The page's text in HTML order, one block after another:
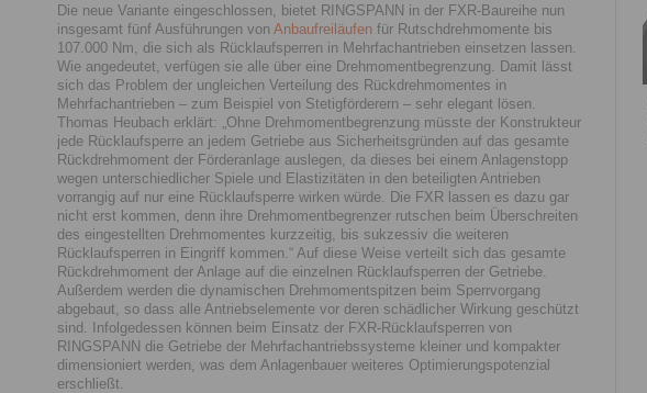
Die neue Variante eingeschlossen, bietet RINGSPANN in der FXR-Baureihe nun
insgesamt fünf Ausführungen von Anbaufreiläufen für Rutschdrehmomente bis
107.000 Nm, die sich als Rücklaufsperren in Mehrfachantrieben einsetzen lassen.
Wie angedeutet, verfügen sie alle über eine Drehmomentbegrenzung. Damit lässt
sich das Problem der ungleichen Verteilung des Rückdrehmomentes in
Mehrfachantrieben – zum Beispiel von Stetigförderern – sehr elegant lösen.
Thomas Heubach erklärt: „Ohne Drehmomentbegrenzung müsste der Konstrukteur
jede Rücklaufsperre an jedem Getriebe aus Sicherheitsgründen auf das gesamte
Rückdrehmoment der Förderanlage auslegen, da dieses bei einem Anlagenstopp
wegen unterschiedlicher Spiele und Elastizitäten in den beteiligten Antrieben
vorrangig auf nur eine Rücklaufsperre wirken würde. Die FXR lassen es dazu gar
nicht erst kommen, denn ihre Drehmomentbegrenzer rutschen beim Überschreiten
des eingestellten Drehmomentes kurzzeitig, bis sukzessiv die weiteren
Rücklaufsperren in Eingriff kommen.“ Auf diese Weise verteilt sich das gesamte
Rückdrehmoment der Anlage auf die einzelnen Rücklaufsperren der Getriebe.
Außerdem werden die dynamischen Drehmomentspitzen beim Sperrvorgang
abgebaut, so dass alle Antriebselemente vor deren schädlicher Wirkung geschützt
sind. Infolgedessen können beim Einsatz der FXR-Rücklaufsperren von
RINGSPANN die Getriebe der Mehrfachantriebssysteme kleiner und kompakter
dimensioniert werden, was dem Anlagenbauer weiteres Optimierungspotenzial
erschließt.